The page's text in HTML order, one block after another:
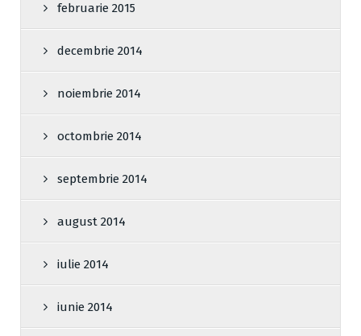
februarie 2015
decembrie 2014
noiembrie 2014
octombrie 2014
septembrie 2014
august 2014
iulie 2014
iunie 2014